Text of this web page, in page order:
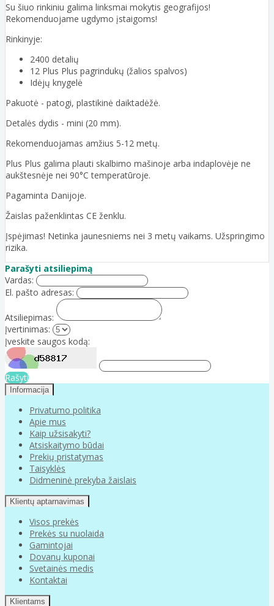
Su šiuo rinkiniu galima linksmai mokytis geografijos!
Rekomenduojame ugdymo įstaigoms!
Rinkinyje:
2400 detalių
12 Plus Plus pagrindukų (žalios spalvos)
Idėjų knygelė
Pakuotė - patogi, plastikinė daiktadėžė.
Detalės dydis - mini (20 mm).
Rekomenduojamas amžius 5-12 metų.
Plus Plus galima plauti skalbimo mašinoje arba indaplovėje ne
aukštesnėje nei 90°C temperatūroje.
Pagaminta Danijoje.
Žaislas paženklintas CE ženklu.
Įspėjimas! Netinka jaunesniems nei 3 metų vaikams. Užspringimo
rizika.
Parašyti atsiliepimą
Vardas:
El. pašto adresas:
Atsiliepimas:
Įvertinimas:
Įveskite saugos kodą:
Rašyti
Informacija
Privatumo politika
Apie mus
Kaip užsisakyti?
Atsiskaitymo būdai
Prekių pristatymas
Taisyklės
Didmeninė prekyba žaislais
Klientų aptarnavimas
Visos prekės
Prekės su nuolaida
Gamintojai
Dovanų kuponai
Svetainės medis
Kontaktai
Klientams